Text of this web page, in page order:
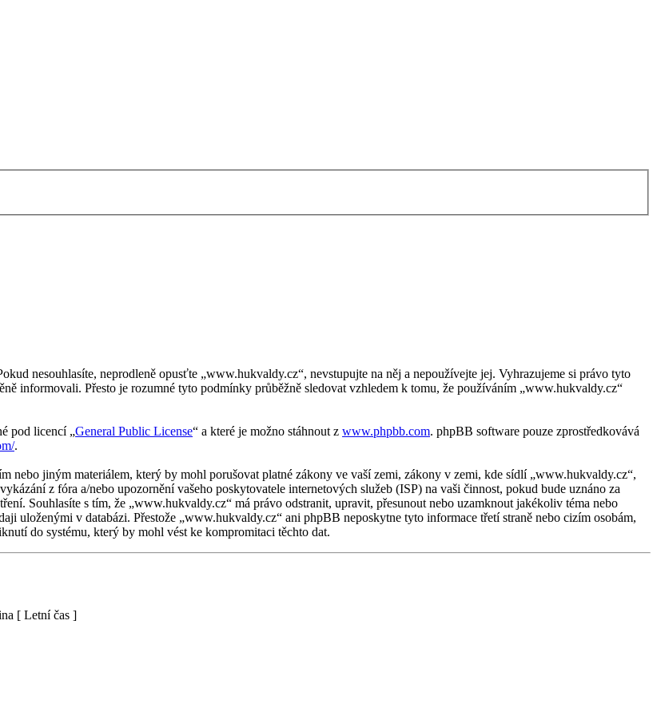
nesouhlasíte, neprodleně opusťte „www.hukvaldy.cz“, nevstupujte na něj a nepoužívejte jej. Vyhrazujeme si právo tyto
informovali. Přesto je rozumné tyto podmínky průběžně sledovat vzhledem k tomu, že používáním „www.hukvaldy.cz“
pod licencí „General Public License“ a které je možno stáhnout z www.phpbb.com. phpBB software pouze zprostředkovává
.
nebo jiným materiálem, který by mohl porušovat platné zákony ve vaší zemi, zákony v zemi, kde sídlí „www.hukvaldy.cz“,
z fóra a/nebo upozornění vašeho poskytovatele internetových služeb (ISP) na vaši činnost, pokud bude uznáno za
Souhlasíte s tím, že „www.hukvaldy.cz“ má právo odstranit, upravit, přesunout nebo uzamknout jakékoliv téma nebo
uloženými v databázi. Přestože „www.hukvaldy.cz“ ani phpBB neposkytne tyto informace třetí straně nebo cizím osobám,
do systému, který by mohl vést ke kompromitaci těchto dat.
[ Letní čas ]